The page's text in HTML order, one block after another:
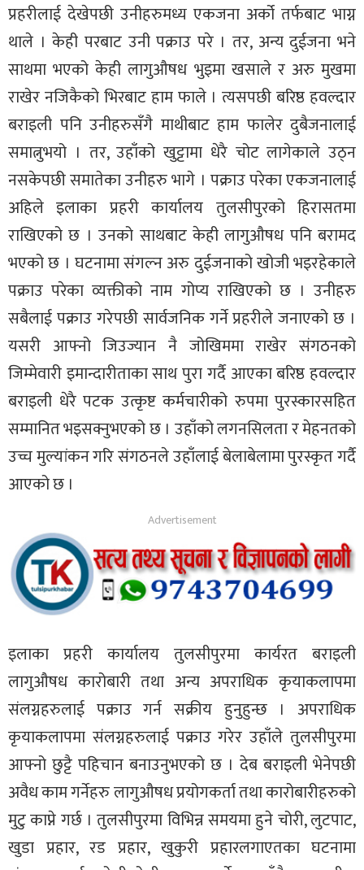
प्रहरीलाई देखेपछी उनीहरुमध्य एकजना अर्को तर्फबाट भाग्न
थाले । केही परबाट उनी पक्राउ परे । तर, अन्य दुईजना भने
साथमा भएको केही लागुऔषध भुइमा खसाले र अरु मुखमा
राखेर नजिकैको भिरबाट हाम फाले । त्यसपछी बरिष्ठ हवल्दार
बराइली पनि उनीहरुसँगै माथीबाट हाम फालेर दुबैजनालाई
समात्नुभयो । तर, उहाँको खुट्टामा धेरै चोट लागेकाले उठ्न
नसकेपछी समातेका उनीहरु भागे । पक्राउ परेका एकजनालाई
अहिले इलाका प्रहरी कार्यालय तुलसीपुरको हिरासतमा
राखिएको छ । उनको साथबाट केही लागुऔषध पनि बरामद
भएको छ । घटनामा संगल्न अरु दुईजनाको खोजी भइरहेकाले
पक्राउ परेका व्यक्तीको नाम गोप्य राखिएको छ । उनीहरु
सबैलाई पक्राउ गरेपछी सार्वजनिक गर्ने प्रहरीले जनाएको छ ।
यसरी आफ्नो जिउज्यान नै जोखिममा राखेर संगठनको
जिम्मेवारी इमान्दारीताका साथ पुरा गर्दै आएका बरिष्ठ हवल्दार
बराइली धेरै पटक उत्कृष्ट कर्मचारीको रुपमा पुरस्कारसहित
सम्मानित भइसक्नुभएको छ । उहाँको लगनसिलता र मेहनतको
उच्च मुल्यांकन गरि संगठनले उहाँलाई बेलाबेलामा पुरस्कृत गर्दै
आएको छ ।
इलाका प्रहरी कार्यालय तुलसीपुरमा कार्यरत बराइली
लागुऔषध कारोबारी तथा अन्य अपराधिक कृयाकलापमा
संलग्नहरुलाई पक्राउ गर्न सक्रीय हुनुहुन्छ । अपराधिक
कृयाकलापमा संलग्नहरुलाई पक्राउ गरेर उहाँले तुलसीपुरमा
आफ्नो छुट्टै पहिचान बनाउनुभएको छ । देब बराइली भेनेपछी
अवैध काम गर्नेहरु लागुऔषध प्रयोगकर्ता तथा कारोबारीहरुको
मुटु काप्ने गर्छ । तुलसीपुरमा विभिन्न समयमा हुने चोरी, लुटपाट,
खुडा प्रहार, रड प्रहार, खुकुरी प्रहारलगाएतका घटनामा